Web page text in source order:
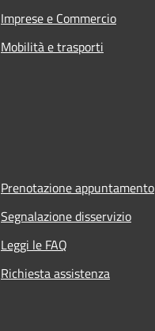
Imprese e Commercio
Mobilità e trasporti
Prenotazione appuntamento
Segnalazione disservizio
Leggi le FAQ
Richiesta assistenza